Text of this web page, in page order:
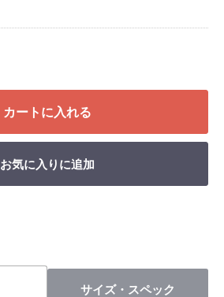
カートに入れる
お気に入りに追加
サイズ・スペック